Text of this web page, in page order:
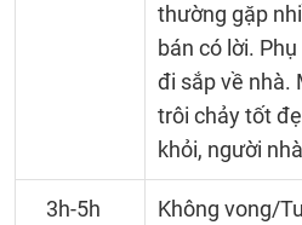
thường gặp
bán có lời.
đi sắp về nhà.
trôi chảy tốt
khỏi, người
3h-5h
Không vong/